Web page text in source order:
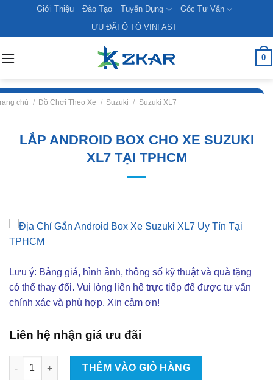
content
Giới Thiệu Đào Tạo Tuyển Dụng
Góc Tư Vấn
ƯU ĐÃI Ô TÔ VINFAST
0
chủ / Đồ Chơi Theo Xe / Suzuki / Suzuki XL7
LẮP ANDROID BOX CHO XE SUZUKI
XL7 TẠI TPHCM
Lưu ý: Bảng giá, hình ảnh, thông số kỹ thuật và quà tặng
có thể thay đổi. Vui lòng liên hê trực tiếp để được tư vấn
chính xác và phù hợp. Xin cảm ơn!
Liên hệ nhận giá ưu đãi
Lắp Android Box Cho Xe Suzuki XL7 Tại TpHCM số lượng
THÊM VÀO GIỎ HÀNG